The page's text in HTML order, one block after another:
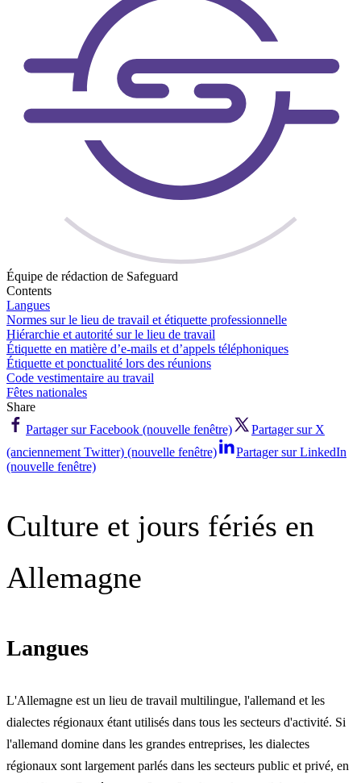
Équipe de rédaction de Safeguard
Contents
Langues
Normes sur le lieu de travail et étiquette professionnelle
Hiérarchie et autorité sur le lieu de travail
Étiquette en matière d’e-mails et d’appels téléphoniques
Étiquette et ponctualité lors des réunions
Code vestimentaire au travail
Fêtes nationales
Share
Partager sur Facebook (nouvelle fenêtre)
Partager sur X
(anciennement Twitter) (nouvelle fenêtre)
Partager sur LinkedIn
(nouvelle fenêtre)
Culture et jours fériés en
Allemagne
Langues
L'Allemagne est un lieu de travail multilingue, l'allemand et les
dialectes régionaux étant utilisés dans tous les secteurs d'activité. Si
l'allemand domine dans les grandes entreprises, les dialectes
régionaux sont largement parlés dans les secteurs public et privé, en